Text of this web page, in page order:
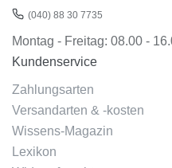
(040) 88 30 7735
Montag - Freitag: 08.00 -
Kundenservice
Zahlungsarten
Versandarten & -kosten
Wissens-Magazin
Lexikon